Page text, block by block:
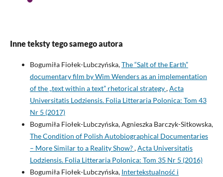
Inne teksty tego samego autora
Bogumiła Fiołek-Lubczyńska,The “Salt of the Earth”
documentary film by Wim Wenders as an implementation
of the „text within a text” rhetorical strategy,Acta
Universitatis Lodziensis. Folia Litteraria Polonica: Tom 43
Nr 5 (2017)
Bogumiła Fiołek-Lubczyńska, Agnieszka Barczyk-Sitkowska,
The Condition of Polish Autobiographical Documentaries
– More Similar to a Reality Show?,Acta Universitatis
Lodziensis. Folia Litteraria Polonica: Tom 35 Nr 5 (2016)
Bogumiła Fiołek-Lubczyńska, Intertekstualność i